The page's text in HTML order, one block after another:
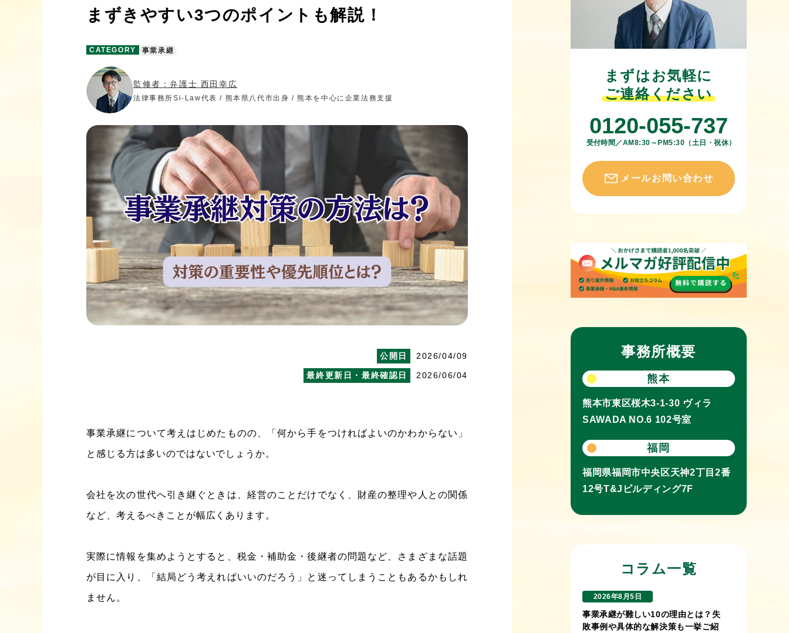
まずきやすい3つのポイントも解説！
CATEGORY 事業承継
監修者：弁護士 西田幸広
法律事務所Si-Law代表 / 熊本県八代市出身 / 熊本を中心に企業法務支援
2026/04/09
2026/06/04
事業承継について考えはじめたものの、「何から手をつければよいのかわからない」
と感じる方は多いのではないでしょうか。
会社を次の世代へ引き継ぐときは、経営のことだけでなく、財産の整理や人との関係
など、考えるべきことが幅広くあります。
実際に情報を集めようとすると、税金・補助金・後継者の問題など、さまざまな話題
が目に入り、「結局どう考えればいいのだろう」と迷ってしまうこともあるかもしれ
ません。
まずはお気軽に
ご連絡ください
0120-055-737
受付時間／AM8:30～PM5:30（土日・祝休）
メールお問い合わせ
事務所概要
熊本
熊本市東区桜木3-1-30 ヴィラ
SAWADA NO.6 102号室
福岡
福岡県福岡市中央区天神2丁目2番
12号T&Jビルディング7F
コラム一覧
2026年8月5日
事業承継が難しい10の理由とは？失
敗事例や具体的な解決策も一挙ご紹